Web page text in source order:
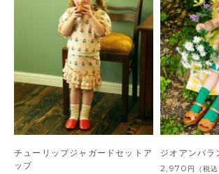
チューリップジャガードセットア
ップ
ジオアンバラ
2,970 円 （税込